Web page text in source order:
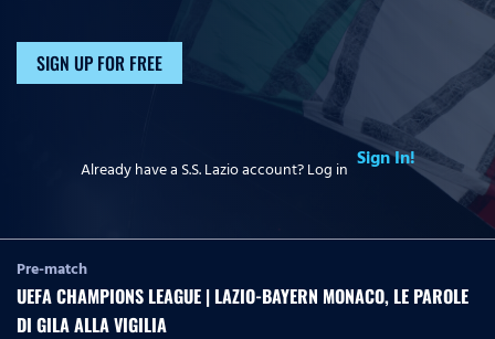
SIGN UP FOR FREE
Already have a S.S. Lazio account? Log in Sign In!
Pre-match
UEFA CHAMPIONS LEAGUE | LAZIO-BAYERN MONACO, LE PAROLE
DI GILA ALLA VIGILIA